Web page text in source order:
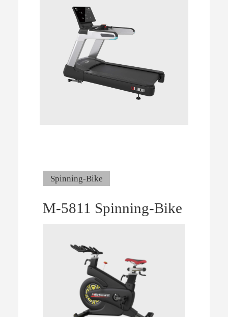
Spinning-Bike
M-5811 Spinning-Bike